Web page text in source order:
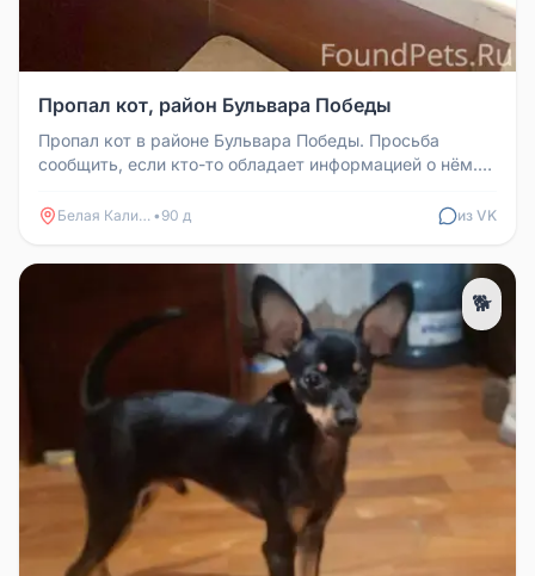
Пропал кот, район Бульвара Победы
Пропал кот в районе Бульвара Победы. Просьба
сообщить, если кто-то обладает информацией о нём.
Белая Калитва • 90 д из VK
🐕